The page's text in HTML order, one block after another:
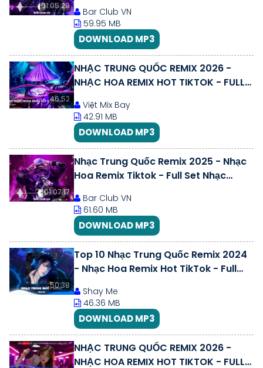
01:05:29
Bar Club VN
59.95 MB
DOWNLOAD MP3
46:52
NHẠC TRUNG QUỐC REMIX 2026 -
NHẠC HOA REMIX HOT TIKTOK - FULL
2026
Việt Mix Bay
42.91 MB
DOWNLOAD MP3
01:07:17
Nhạc Trung Quốc Remix 2025 - Nhạc
Hoa Remix Tiktok - Full Set Nhạc
Bar Club VN
61.60 MB
DOWNLOAD MP3
50:38
Top 10 Nhạc Trung Quốc Remix 2024
- Nhạc Hoa Remix Hot TikTok - Full
Shay Me
46.36 MB
DOWNLOAD MP3
NHẠC TRUNG QUỐC REMIX 2026 -
NHẠC HOA REMIX HOT TIKTOK - FULL